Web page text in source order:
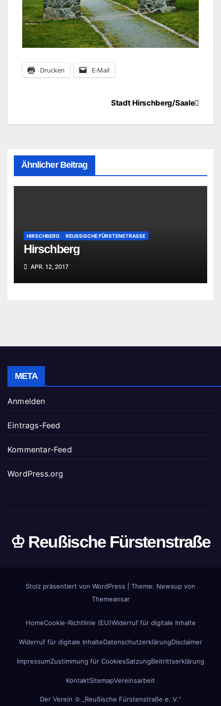
Drucken E-Mail
BeitragsnavigationStadt Hirschberg/Saale
Ähnlicher Beitrag
HIRSCHBERG REUSSISCHE FÜRSTENSTRASSE
Hirschberg
APR. 12, 2017
META
Anmelden
Eintrags-Feed
Kommentar-Feed
WordPress.org
♔ Reußische Fürstenstraße
Stolz präsentiert von WordPress
Theme: Newsup von
Themeansar
HomeCookie-Richtlinie (EU)Widerruf für digitale Inhalte
Widerruf für digitale InhalteDatenschutzerklärungDisclaimer
ImpressumZustimmung für CookiesSatzungBeitrittserklärung
KontaktSitemapVereinsarbeit
Der Verein ♔ „Reußische Fürstenstraße e. V.“